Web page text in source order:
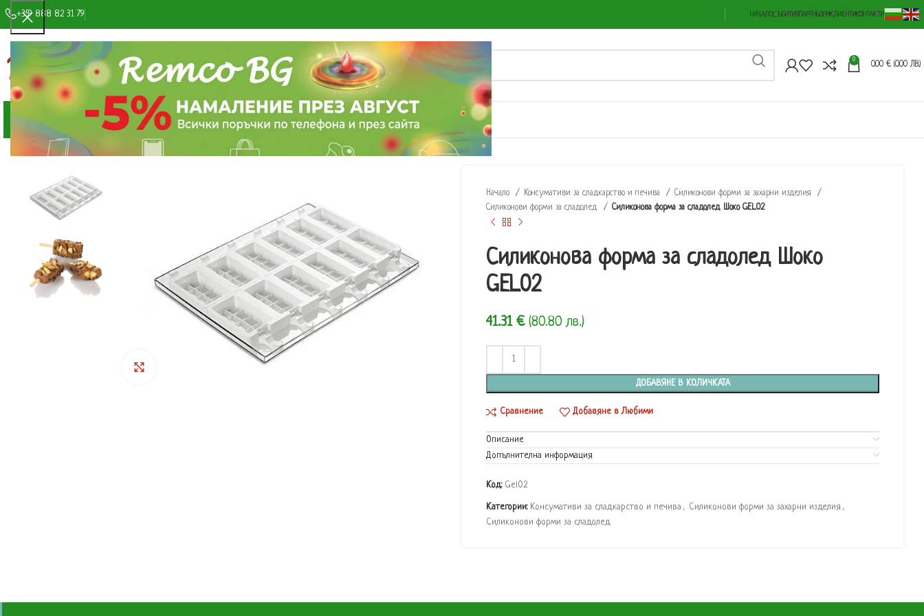
+359 888 82 31 79 НАЧАЛОСЪБИТИЯПАРТНЬОРИКЛИЕНТИКОНТАКТИ
0
0.00 € (0.00 ЛВ.)
КАТЕГОРИИ ПРОДУКТИ МАГАЗИН ЗА НАС СНИМКИ И ВИДЕО
Начало Консумативи за сладкарство и печива
Силиконови форми за захарни изделия
Силиконови форми за сладолед
Силиконова форма за сладолед Шоко GEL02
Силиконова форма за сладолед Шоко
GEL02
41.31 € (80.80 лв.)
ДОБАВЯНЕ В КОЛИЧКАТА
Сравнение Добавяне в Любими
Описание
Допълнителна информация
Код: Gel02
Категории: Консумативи за сладкарство и печива , Силиконови форми за захарни изделия ,
Силиконови форми за сладолед